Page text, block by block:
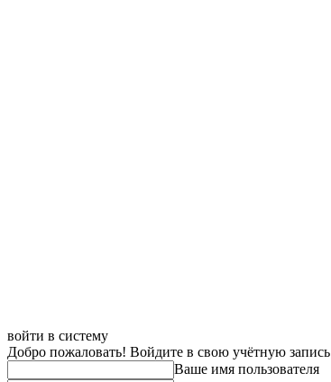
войти в систему
Добро пожаловать! Войдите в свою учётную запись
Ваше имя пользователя